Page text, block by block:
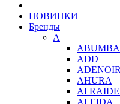
НОВИНКИ
Бренды
A
ABUMBA
ADD
ADENOIR
AHURA
AI
ALEIDA